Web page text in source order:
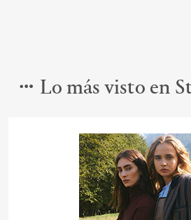
Lo más visto en